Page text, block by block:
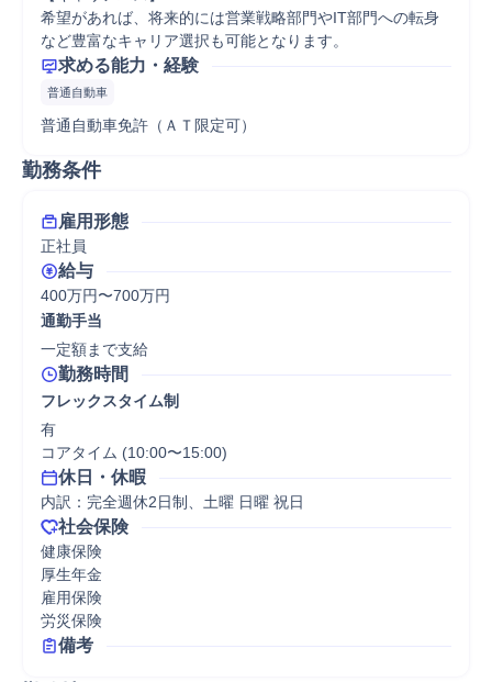
希望があれば、将来的には営業戦略部門やIT部門への転身
など豊富なキャリア選択も可能となります。
求める能力・経験
普通自動車
普通自動車免許（ＡＴ限定可）
勤務条件
雇用形態
正社員
給与
400万円〜700万円
通勤手当
一定額まで支給
勤務時間
フレックスタイム制
有
コアタイム (10:00〜15:00)
休日・休暇
内訳：完全週休2日制、土曜 日曜 祝日
社会保険
健康保険
厚生年金
雇用保険
労災保険
備考